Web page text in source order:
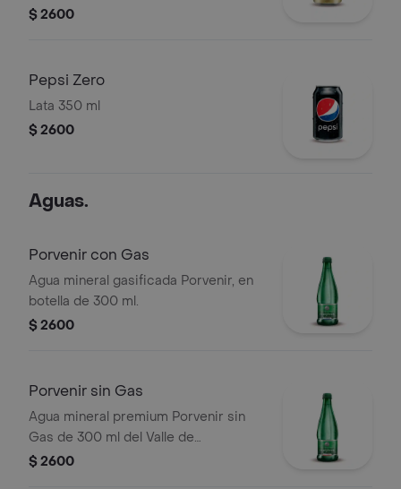
$ 2600
Pepsi Zero
Lata 350 ml
$ 2600
Aguas.
Porvenir con Gas
Agua mineral gasificada Porvenir, en
botella de 300 ml.
$ 2600
Porvenir sin Gas
Agua mineral premium Porvenir sin
Gas de 300 ml del Valle de
Casablanca.
$ 2600